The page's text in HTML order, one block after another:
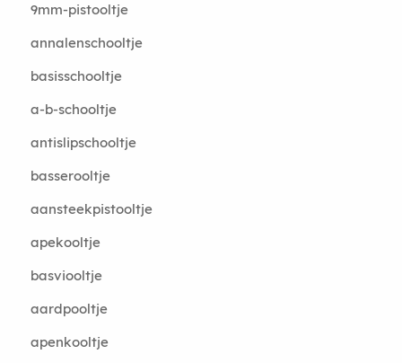
9mm-pistooltje
annalenschooltje
basisschooltje
a-b-schooltje
antislipschooltje
basserooltje
aansteekpistooltje
apekooltje
basviooltje
aardpooltje
apenkooltje